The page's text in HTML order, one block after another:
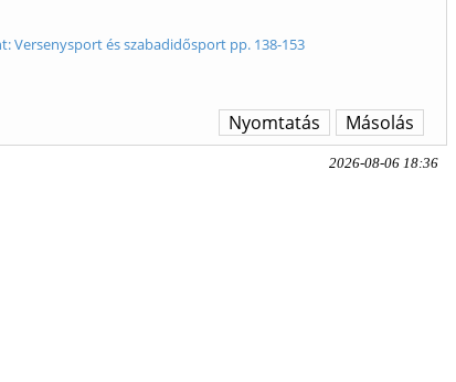
Versenysport és szabadidősport pp. 138-153
Másolás
Nyomtatás
2026-08-06 18:36